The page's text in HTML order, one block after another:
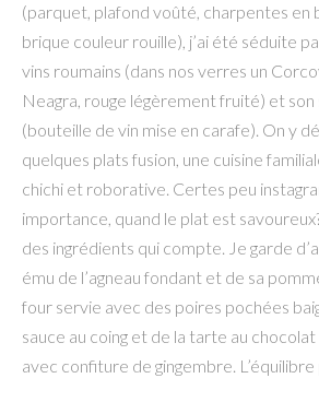
(parquet, plafond voûté, charpentes en
brique couleur rouille), j’ai été séduite
vins roumains (dans nos verres un
Neagra, rouge légèrement fruité) et
(bouteille de vin mise en carafe). On y
quelques plats fusion, une cuisine
chichi et roborative. Certes peu
importance, quand le plat est
des ingrédients qui compte. Je garde
ému de l’agneau fondant et de sa
four servie avec des poires pochées
sauce au coing et de la tarte au
avec confiture de gingembre.